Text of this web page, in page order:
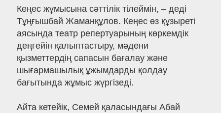
Кеңес жұмысына сәттілік тілеймін, – деді
Тұңғышбай Жаманқұлов. Кеңес өз құзыреті
аясында театр репертуарының көркемдік
деңгейін қалыптастыру, мәдени
қызметтердің сапасын бағалау және
шығармашылық ұжымдарды қолдау
бағытында жұмыс жүргізеді.
Айта кетейік, Семей қаласындағы Абай